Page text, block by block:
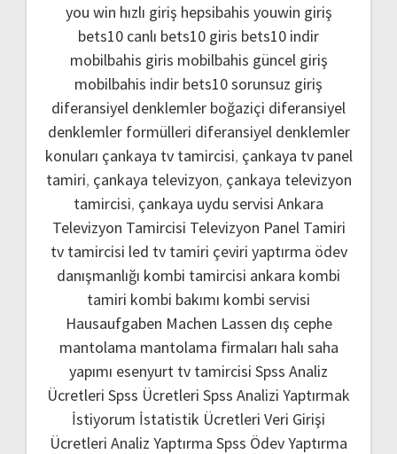
you win hızlı giriş hepsibahis youwin giriş
bets10 canlı bets10 giris bets10 indir
mobilbahis giris mobilbahis güncel giriş
mobilbahis indir bets10 sorunsuz giriş
diferansiyel denklemler boğaziçi diferansiyel
denklemler formülleri diferansiyel denklemler
konuları çankaya tv tamircisi, çankaya tv panel
tamiri, çankaya televizyon, çankaya televizyon
tamircisi, çankaya uydu servisi Ankara
Televizyon Tamircisi Televizyon Panel Tamiri
tv tamircisi led tv tamiri çeviri yaptırma ödev
danışmanlığı kombi tamircisi ankara kombi
tamiri kombi bakımı kombi servisi
Hausaufgaben Machen Lassen dış cephe
mantolama mantolama firmaları halı saha
yapımı esenyurt tv tamircisi Spss Analiz
Ücretleri Spss Ücretleri Spss Analizi Yaptırmak
İstiyorum İstatistik Ücretleri Veri Girişi
Ücretleri Analiz Yaptırma Spss Ödev Yaptırma